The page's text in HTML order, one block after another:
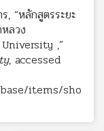
, “หลักสูตรระยะ
ลวง
,”
, accessed
items/sho